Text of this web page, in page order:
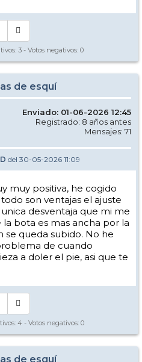
3 - Votos negativos: 0
de esquí
Enviado: 01-06-2026 12:45
Registrado: 8 años antes
Mensajes: 71
del 30-05-2026 11:09
muy positiva, he cogido
son ventajas el ajuste
desventaja que mi me
bota es mas ancha por la
se queda subido. No he
de cuando
a doler el pie, asi que te
4 - Votos negativos: 0
de esquí